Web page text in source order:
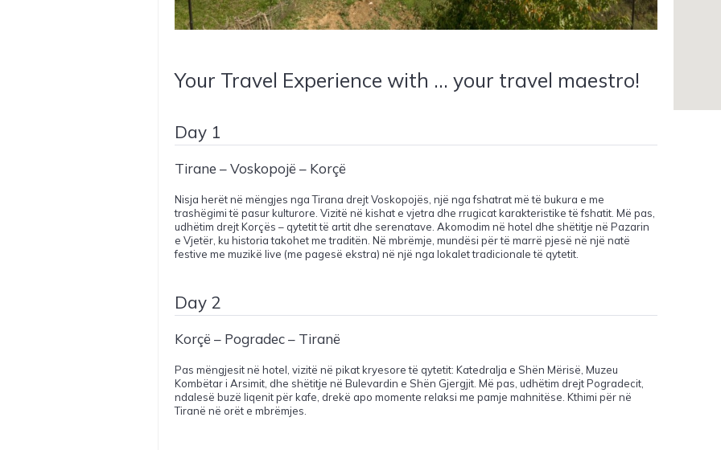
Your Travel Experience with ... your travel maestro!
Day 1
Tirane – Voskopojë – Korçë
Nisja herët në mëngjes nga Tirana drejt Voskopojës, një nga fshatrat më të bukura e me
trashëgimi të pasur kulturore. Vizitë në kishat e vjetra dhe rrugicat karakteristike të fshatit. Më pas,
udhëtim drejt Korçës – qytetit të artit dhe serenatave. Akomodim në hotel dhe shëtitje në Pazarin
e Vjetër, ku historia takohet me traditën. Në mbrëmje, mundësi për të marrë pjesë në një natë
festive me muzikë live (me pagesë ekstra) në një nga lokalet tradicionale të qytetit.
Day 2
Korçë – Pogradec – Tiranë
Pas mëngjesit në hotel, vizitë në pikat kryesore të qytetit: Katedralja e Shën Mërisë, Muzeu
Kombëtar i Arsimit, dhe shëtitje në Bulevardin e Shën Gjergjit. Më pas, udhëtim drejt Pogradecit,
ndalesë buzë liqenit për kafe, drekë apo momente relaksi me pamje mahnitëse. Kthimi për në
Tiranë në orët e mbrëmjes.